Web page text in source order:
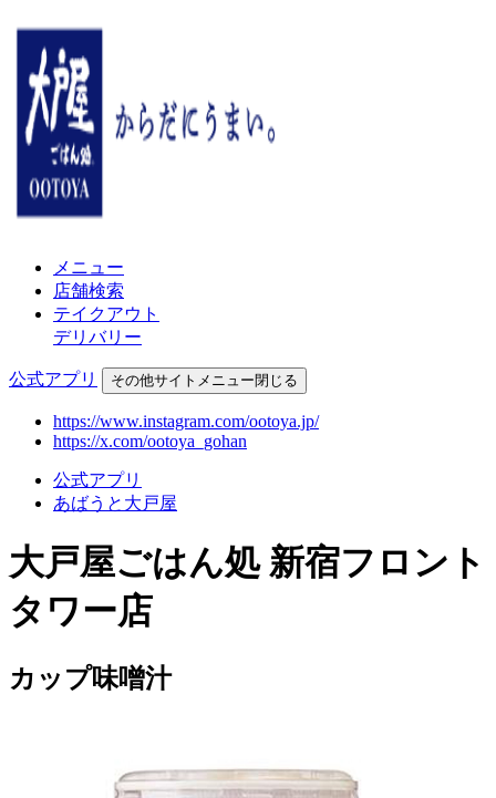
メニュー
店舗検索
テイクアウト
デリバリー
公式アプリ その他サイトメニュー閉じる
https://www.instagram.com/ootoya.jp/
https://x.com/ootoya_gohan
公式アプリ
あばうと大戸屋
大戸屋ごはん処 新宿フロント
タワー店
カップ味噌汁